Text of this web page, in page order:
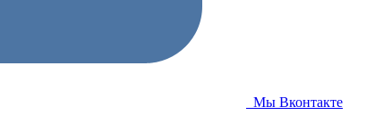
Мы Вконтакте